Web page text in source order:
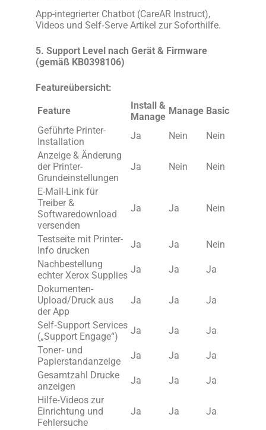
App-integrierter Chatbot (CareAR Instruct),
Videos und Self‑Serve Artikel zur Soforthilfe.
5. Support Level nach Gerät & Firmware
(gemäß KB0398106)
Featureübersicht:
Feature
Install &
Manage
Manage Basic
Geführte Printer-
Installation
Ja Nein
Nein
Anzeige & Änderung
der Printer-
Grundeinstellungen
Ja Nein Nein
E-Mail-Link für
Treiber &
Softwaredownload
versenden
Ja Ja Nein
Testseite mit Printer-
Info drucken
Ja Ja
Nein
Nachbestellung
echter Xerox Supplies
Ja Ja
Ja
Dokumenten-
Upload/Druck aus
der App
Ja Ja Ja
Self‑Support Services
(„Support Engage“)
Ja Ja
Ja
Toner‑ und
Papierstandanzeige
Ja Ja
Ja
Gesamtzahl Drucke
anzeigen
Ja Ja
Ja
Hilfe‑Videos zur
Einrichtung und
Fehlersuche
Ja Ja Ja